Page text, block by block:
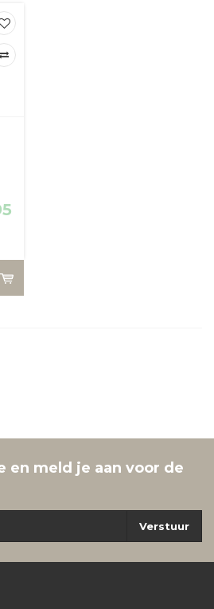
en meld je aan voor de
Verstuur